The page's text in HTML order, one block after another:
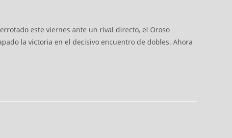
este viernes ante un rival directo, el Oroso
la victoria en el decisivo encuentro de dobles. Ahora